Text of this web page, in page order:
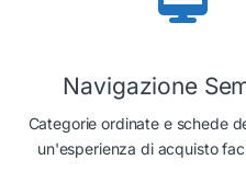
Navigazione
Categorie ordinate e schede
un'esperienza di acquisto